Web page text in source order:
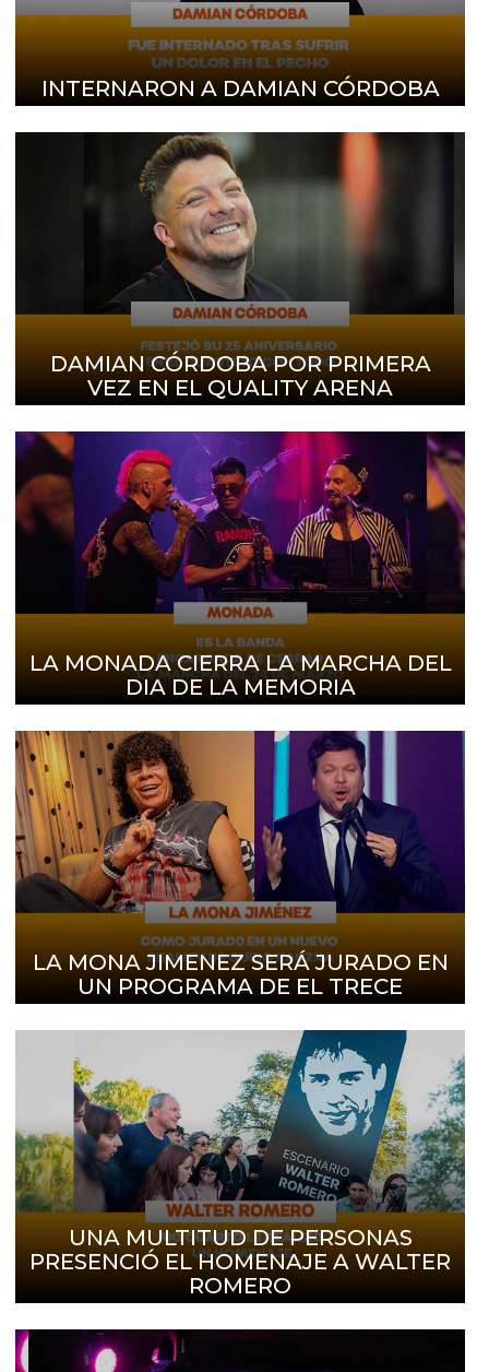
INTERNARON A DAMIAN CÓRDOBA
DAMIAN CÓRDOBA POR PRIMERA
VEZ EN EL QUALITY ARENA
LA MONADA CIERRA LA MARCHA DEL
DIA DE LA MEMORIA
LA MONA JIMENEZ SERÁ JURADO EN
UN PROGRAMA DE EL TRECE
UNA MULTITUD DE PERSONAS
PRESENCIÓ EL HOMENAJE A WALTER
ROMERO